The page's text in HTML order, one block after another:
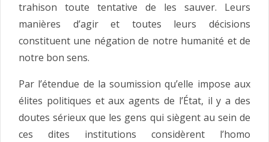
trahison toute tentative de les sauver. Leurs
manières d’agir et toutes leurs décisions
constituent une négation de notre humanité et de
notre bon sens.
Par l’étendue de la soumission qu’elle impose aux
élites politiques et aux agents de l’État, il y a des
doutes sérieux que les gens qui siègent au sein de
ces dites institutions considèrent l’homo